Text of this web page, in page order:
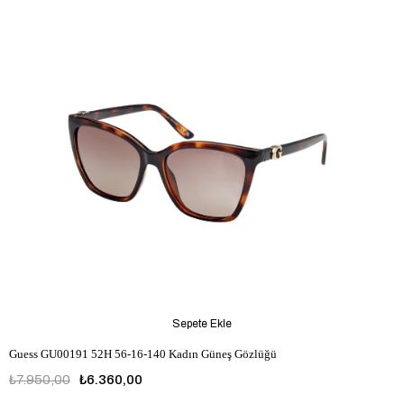
Guess GU00191 52H 56-16-140 Kadın Güneş Gözlüğü
₺6.360,00
₺7.950,00
Sepete Ekle